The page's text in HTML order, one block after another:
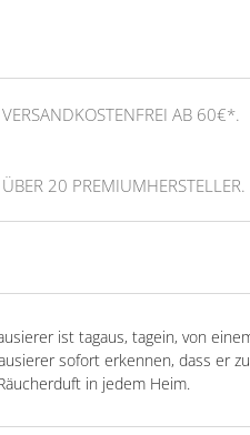
VERSANDKOSTENFREI AB 60€*.
ÜBER 20 PREMIUMHERSTELLER.
ist tagaus, tagein, von
sofort erkennen, dass er
in jedem Heim.